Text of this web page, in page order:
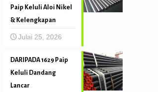
Paip Keluli Aloi Nikel
& Kelengkapan
Julai 25, 2026
DARIPADA 1629 Paip
Keluli Dandang
Lancar